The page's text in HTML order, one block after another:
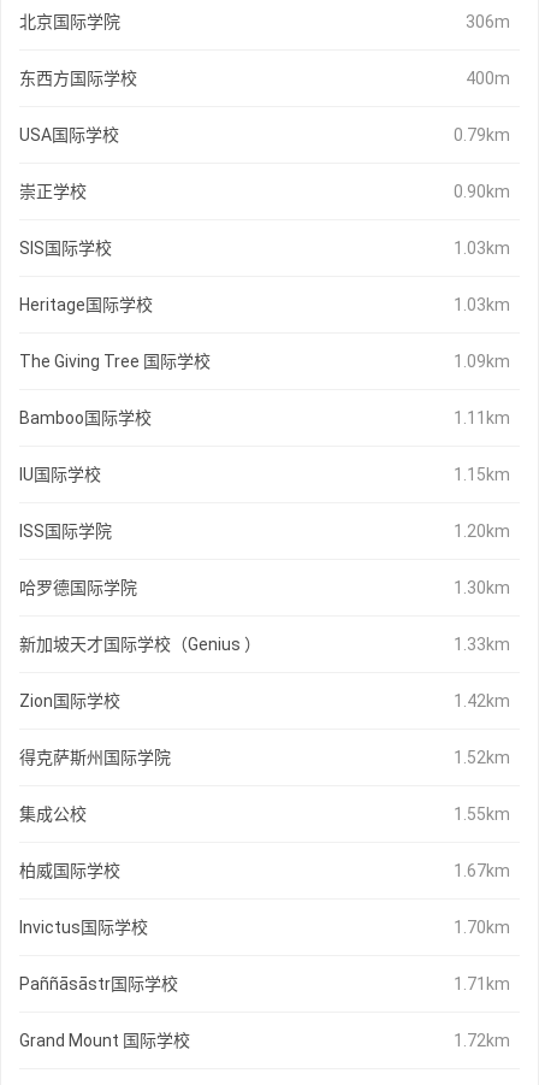
北京国际学院 306m
东西方国际学校 400m
USA国际学校 0.79km
崇正学校 0.90km
SIS国际学校 1.03km
Heritage国际学校 1.03km
The Giving Tree 国际学校 1.09km
Bamboo国际学校 1.11km
IU国际学校 1.15km
ISS国际学院 1.20km
哈罗德国际学院 1.30km
新加坡天才国际学校（Genius ） 1.33km
Zion国际学校 1.42km
得克萨斯州国际学院 1.52km
集成公校 1.55km
柏威国际学校 1.67km
Invictus国际学校 1.70km
Paññāsāstr国际学校 1.71km
Grand Mount 国际学校 1.72km